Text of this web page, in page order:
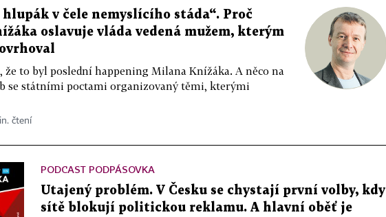
v čele nemyslícího stáda“. Proč
oslavuje vláda vedená mužem, kterým
to byl poslední happening Milana Knížáka. A něco na
se státními poctami organizovaný těmi, kterými
čtení
PODCAST PODPÁSOVKA
Utajený problém. V Česku se chystají první volby, kdy
sítě blokují politickou reklamu. A hlavní oběť je